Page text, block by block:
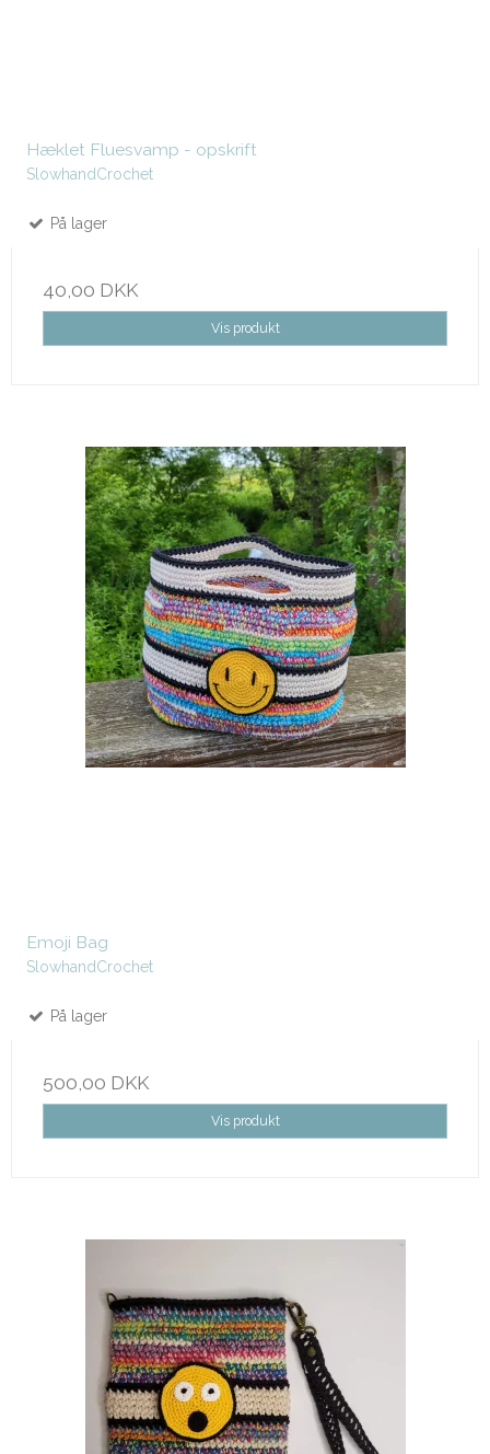
Hæklet Fluesvamp - opskrift
SlowhandCrochet
På lager
40,00 DKK
Vis produkt
Emoji Bag
SlowhandCrochet
På lager
500,00 DKK
Vis produkt